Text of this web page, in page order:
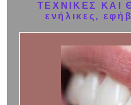
ΤΕΧΝΙΚΕΣ ΚΑΙ
ενήλικες,